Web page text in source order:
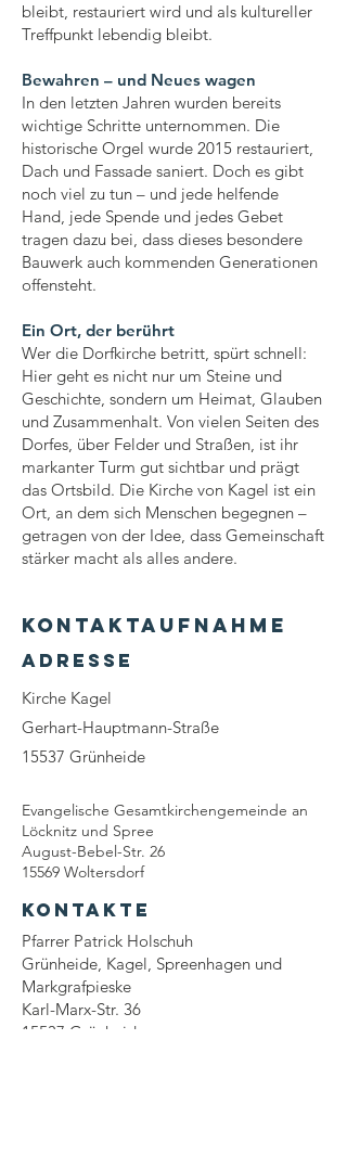
bleibt, restauriert wird und als kultureller
Treffpunkt lebendig bleibt.
Bewahren – und Neues wagen
In den letzten Jahren wurden bereits
wichtige Schritte unternommen. Die
historische Orgel wurde 2015 restauriert,
Dach und Fassade saniert. Doch es gibt
noch viel zu tun – und jede helfende
Hand, jede Spende und jedes Gebet
tragen dazu bei, dass dieses besondere
Bauwerk auch kommenden Generationen
offensteht.
Ein Ort, der berührt
Wer die Dorfkirche betritt, spürt schnell:
Hier geht es nicht nur um Steine und
Geschichte, sondern um Heimat, Glauben
und Zusammenhalt. Von vielen Seiten des
Dorfes, über Felder und Straßen, ist ihr
markanter Turm gut sichtbar und prägt
das Ortsbild. Die Kirche von Kagel ist ein
Ort, an dem sich Menschen begegnen –
getragen von der Idee, dass Gemeinschaft
stärker macht als alles andere.
Kontaktaufnahme
Adresse
Kirche Kagel
Gerhart-Hauptmann-Straße
15537 Grünheide
Evangelische Gesamtkirchengemeinde an
Löcknitz und Spree
August-Bebel-Str. 26
15569 Woltersdorf
Kontakte
Pfarrer Patrick Holschuh
Grünheide, Kagel, Spreenhagen und
Markgrafpieske
Karl-Marx-Str. 36
15537 Grünheide